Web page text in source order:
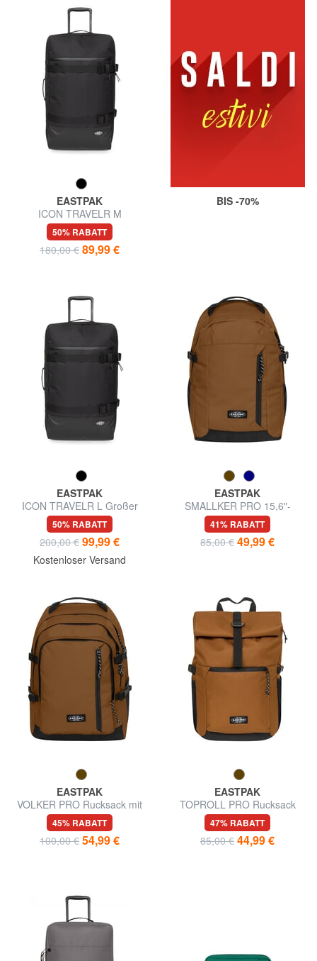
EASTPAK
ICON TRAVELR M
Mittelgroßer Trolley
50% RABATT
180,00 € 89,99 €
BIS -70%
EASTPAK
ICON TRAVELR L Großer
Trolley
50% RABATT
200,00 € 99,99 €
Kostenloser Versand
EASTPAK
SMALLKER PRO 15,6"-
Laptop-Rucksack
41% RABATT
85,00 € 49,99 €
EASTPAK
VOLKER PRO Rucksack mit
zwei Taschen
45% RABATT
100,00 € 54,99 €
EASTPAK
TOPROLL PRO Rucksack
47% RABATT
85,00 € 44,99 €